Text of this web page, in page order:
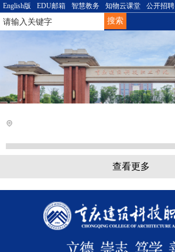
English版 EDU邮箱 智慧教务 知物云课堂 公开招聘
查看更多